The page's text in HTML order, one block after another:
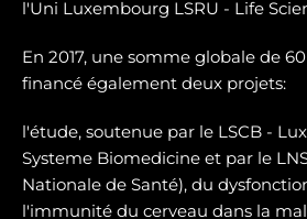
l'Uni Luxembourg LSRU - Life
En 2017, une somme globale de
financé également deux projets:
l'étude, soutenue par le LSCB -
Systeme Biomedicine et par le
Nationale de Santé), du
l'immunité du cerveau dans la